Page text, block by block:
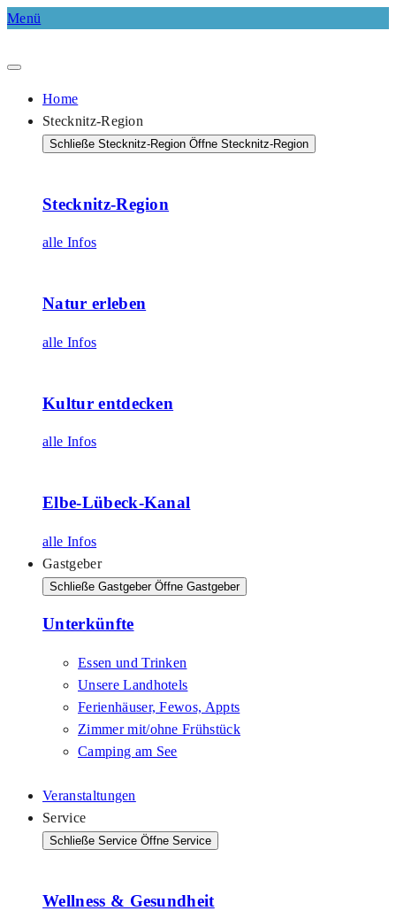
Menü
Home
Stecknitz-Region
Schließe Stecknitz-Region Öffne Stecknitz-Region
Stecknitz-Region
alle Infos
Natur erleben
alle Infos
Kultur entdecken
alle Infos
Elbe-Lübeck-Kanal
alle Infos
Gastgeber
Schließe Gastgeber Öffne Gastgeber
Unterkünfte
Essen und Trinken
Unsere Landhotels
Ferienhäuser, Fewos, Appts
Zimmer mit/ohne Frühstück
Camping am See
Veranstaltungen
Service
Schließe Service Öffne Service
Wellness & Gesundheit